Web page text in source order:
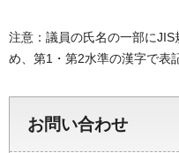
注意：議員の氏名の一部に
め、第1・第2水準の漢字で表
お問い合わせ